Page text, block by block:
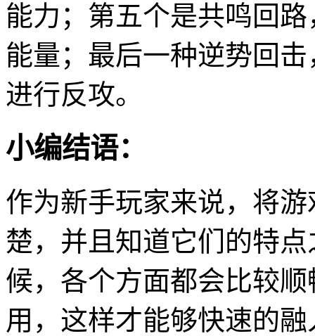
能力；第五个是共鸣回
能量；最后一种逆势回
进行反攻。
小编结语：
作为新手玩家来说，将
楚，并且知道它们的特
候，各个方面都会比较
用，这样才能够快速的